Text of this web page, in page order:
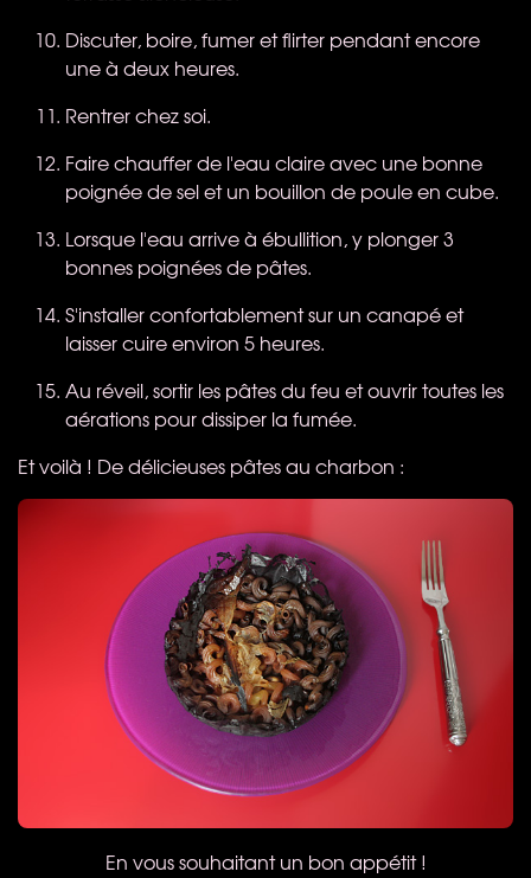
Discuter, boire, fumer et flirter pendant encore
une à deux heures.
Rentrer chez soi.
Faire chauffer de l'eau claire avec une bonne
poignée de sel et un bouillon de poule en cube.
Lorsque l'eau arrive à ébullition, y plonger 3
bonnes poignées de pâtes.
S'installer confortablement sur un canapé et
laisser cuire environ 5 heures.
Au réveil, sortir les pâtes du feu et ouvrir toutes les
aérations pour dissiper la fumée.
Et voilà ! De délicieuses pâtes au charbon :
En vous souhaitant un bon appétit !